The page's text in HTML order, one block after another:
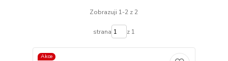
Zobrazuji 1-2 z 2
strana z 1
Akce